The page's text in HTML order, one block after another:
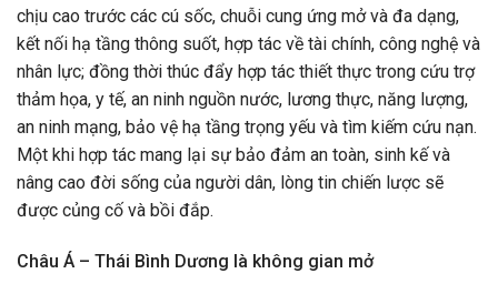
chịu cao trước các cú sốc, chuỗi cung ứng mở và đa dạng,
kết nối hạ tầng thông suốt, hợp tác về tài chính, công nghệ và
nhân lực; đồng thời thúc đẩy hợp tác thiết thực trong cứu trợ
thảm họa, y tế, an ninh nguồn nước, lương thực, năng lượng,
an ninh mạng, bảo vệ hạ tầng trọng yếu và tìm kiếm cứu nạn.
Một khi hợp tác mang lại sự bảo đảm an toàn, sinh kế và
nâng cao đời sống của người dân, lòng tin chiến lược sẽ
được củng cố và bồi đắp.
Châu Á – Thái Bình Dương là không gian mở